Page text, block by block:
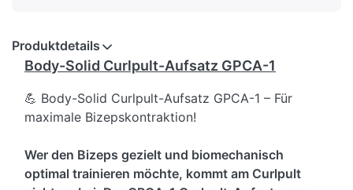
Produktdetails
Body-Solid Curlpult-Aufsatz GPCA-1
💪 Body-Solid Curlpult-Aufsatz GPCA-1 – Für
maximale Bizepskontraktion!
Wer den Bizeps gezielt und biomechanisch
optimal trainieren möchte, kommt am Curlpult